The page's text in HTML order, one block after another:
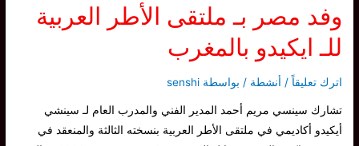
وفد مصر بـ ملتقى الأطر العربية
للـ ايكيدو بالمغرب
اترك تعليقاً / أنشطة / بواسطة senshi
تشارك سينسي مريم أحمد المدير الفني والمدرب العام لـ سينشي
أيكيدو أكاديمي في ملتقى الأطر العربية بنسخته الثالثة والمنعقد في